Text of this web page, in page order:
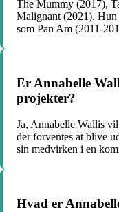
The Mummy (2017),
Malignant (2021).
som Pan Am (2011-
Er Annabelle
projekter?
Ja, Annabelle Wallis
der forventes at blive
sin medvirken i en
Hvad er